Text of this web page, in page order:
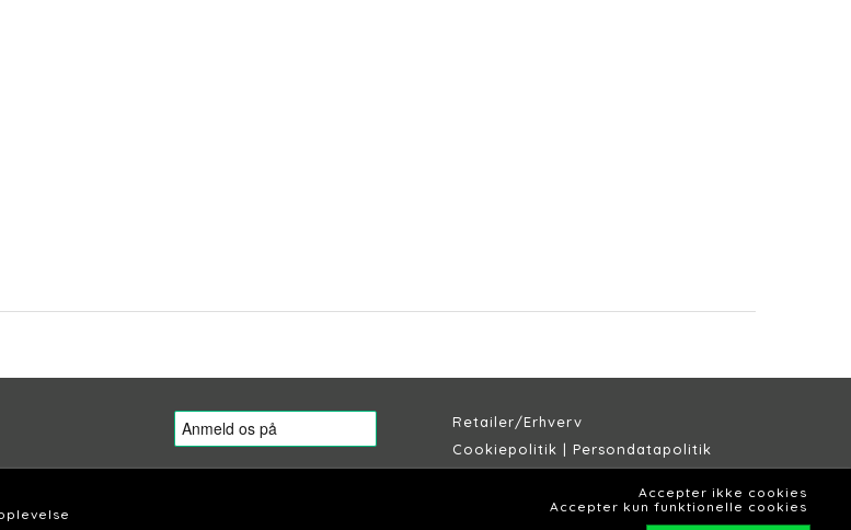
Retailer/Erhverv
Cookiepolitik | Persondatapolitik
Lagersalg Slagelse
Accepter ikke cookies
Accepter kun funktionelle cookies